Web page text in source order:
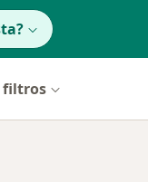
filtros